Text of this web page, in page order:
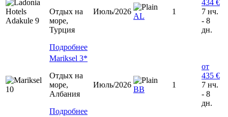
Отдых на
море,
Турция
Подробнее
Июль/2026
AL
1
434 €
7 нч.
- 8
дн.
Mariksel 3*
Отдых на
море,
Албания
Подробнее
Июль/2026
ВВ
1
от
435 €
7 нч.
- 8
дн.